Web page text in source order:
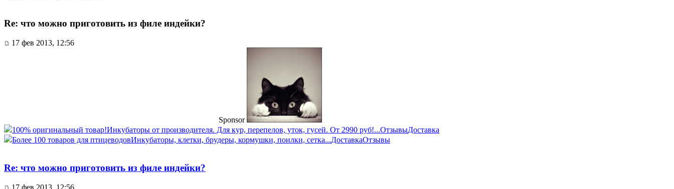
Re: что можно приготовить из филе индейки?
17 фев 2013, 12:56
Sponsor
100% оригинальный товар!Инкубаторы от производителя. Для кур, перепелов, уток, гусей. От 2990 руб!...ОтзывыДоставка
Более 100 товаров для птицеводовИнкубаторы, клетки, брудеры, кормушки, поилки, сетка...ДоставкаОтзывы
Re: что можно приготовить из филе индейки?